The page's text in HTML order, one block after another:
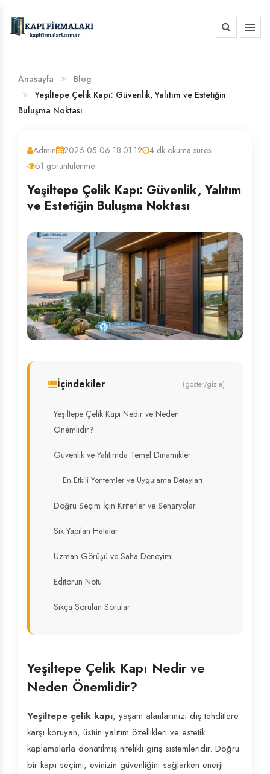
BANKA HESAP NUMARALARIMIZ
Anasayfa
Blog
Yeşiltepe Çelik Kapı: Güvenlik, Yalıtım ve Estetiğin
Buluşma Noktası
Admin 2026-05-06 18:01:12
4 dk okuma süresi
51 görüntülenme
Yeşiltepe Çelik Kapı: Güvenlik, Yalıtım
ve Estetiğin Buluşma Noktası
İçindekiler (göster/gizle)
Yeşiltepe Çelik Kapı Nedir ve Neden
Önemlidir?
Güvenlik ve Yalıtımda Temel Dinamikler
En Etkili Yöntemler ve Uygulama Detayları
Doğru Seçim İçin Kriterler ve Senaryolar
Sık Yapılan Hatalar
Uzman Görüşü ve Saha Deneyimi
Editörün Notu
Sıkça Sorulan Sorular
Yeşiltepe Çelik Kapı Nedir ve
Neden Önemlidir?
Yeşiltepe çelik kapı, yaşam alanlarınızı dış tehditlere
karşı koruyan, üstün yalıtım özellikleri ve estetik
kaplamalarla donatılmış nitelikli giriş sistemleridir. Doğru
bir kapı seçimi, evinizin güvenliğini sağlarken enerji